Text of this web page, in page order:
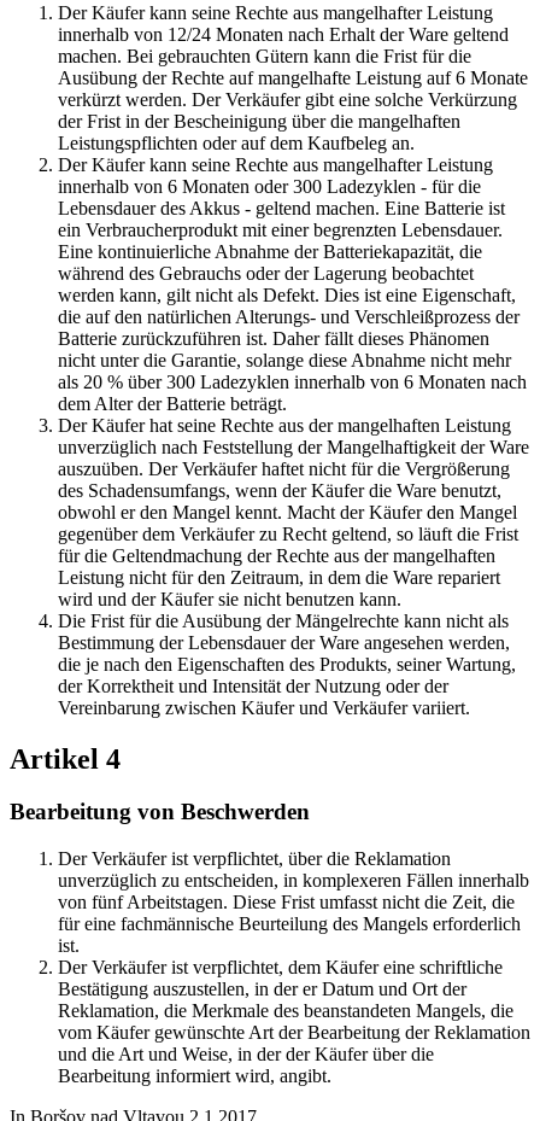
Der Käufer kann seine Rechte aus mangelhafter Leistung
innerhalb von 12/24 Monaten nach Erhalt der Ware geltend
machen. Bei gebrauchten Gütern kann die Frist für die
Ausübung der Rechte auf mangelhafte Leistung auf 6 Monate
verkürzt werden. Der Verkäufer gibt eine solche Verkürzung
der Frist in der Bescheinigung über die mangelhaften
Leistungspflichten oder auf dem Kaufbeleg an.
Der Käufer kann seine Rechte aus mangelhafter Leistung
innerhalb von 6 Monaten oder 300 Ladezyklen - für die
Lebensdauer des Akkus - geltend machen. Eine Batterie ist
ein Verbraucherprodukt mit einer begrenzten Lebensdauer.
Eine kontinuierliche Abnahme der Batteriekapazität, die
während des Gebrauchs oder der Lagerung beobachtet
werden kann, gilt nicht als Defekt. Dies ist eine Eigenschaft,
die auf den natürlichen Alterungs- und Verschleißprozess der
Batterie zurückzuführen ist. Daher fällt dieses Phänomen
nicht unter die Garantie, solange diese Abnahme nicht mehr
als 20 % über 300 Ladezyklen innerhalb von 6 Monaten nach
dem Alter der Batterie beträgt.
Der Käufer hat seine Rechte aus der mangelhaften Leistung
unverzüglich nach Feststellung der Mangelhaftigkeit der Ware
auszuüben. Der Verkäufer haftet nicht für die Vergrößerung
des Schadensumfangs, wenn der Käufer die Ware benutzt,
obwohl er den Mangel kennt. Macht der Käufer den Mangel
gegenüber dem Verkäufer zu Recht geltend, so läuft die Frist
für die Geltendmachung der Rechte aus der mangelhaften
Leistung nicht für den Zeitraum, in dem die Ware repariert
wird und der Käufer sie nicht benutzen kann.
Die Frist für die Ausübung der Mängelrechte kann nicht als
Bestimmung der Lebensdauer der Ware angesehen werden,
die je nach den Eigenschaften des Produkts, seiner Wartung,
der Korrektheit und Intensität der Nutzung oder der
Vereinbarung zwischen Käufer und Verkäufer variiert.
Artikel 4
Bearbeitung von Beschwerden
Der Verkäufer ist verpflichtet, über die Reklamation
unverzüglich zu entscheiden, in komplexeren Fällen innerhalb
von fünf Arbeitstagen. Diese Frist umfasst nicht die Zeit, die
für eine fachmännische Beurteilung des Mangels erforderlich
ist.
Der Verkäufer ist verpflichtet, dem Käufer eine schriftliche
Bestätigung auszustellen, in der er Datum und Ort der
Reklamation, die Merkmale des beanstandeten Mangels, die
vom Käufer gewünschte Art der Bearbeitung der Reklamation
und die Art und Weise, in der der Käufer über die
Bearbeitung informiert wird, angibt.